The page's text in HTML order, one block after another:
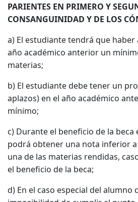
PARIENTES EN PRIMERO Y
CONSANGUINIDAD Y DE LOS
a) El estudiante tendrá que
año académico anterior un
materias;
b) El estudiante debe tener un
aplazos) en el año académico
mínimo;
c) Durante el beneficio de la beca
podrá obtener una nota inferior a
una de las materias rendidas,
el beneficio de la beca;
d) En el caso especial del